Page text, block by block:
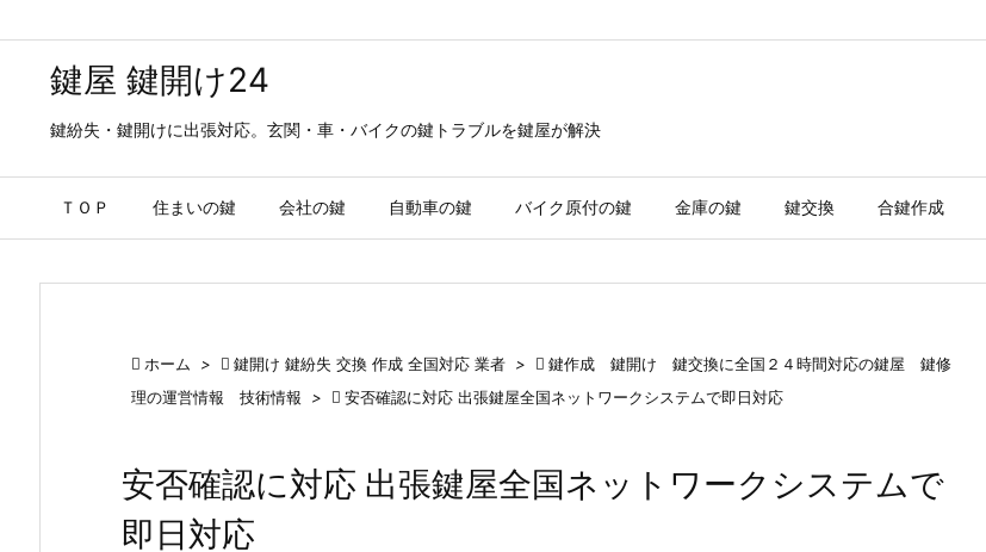
鍵屋 鍵開け24
鍵紛失・鍵開けに出張対応。玄関・車・バイクの鍵トラブルを鍵屋が解決
ＴＯＰ 住まいの鍵 会社の鍵 自動車の鍵 バイク原付の鍵 金庫の鍵 鍵交換 合鍵作成
 ホーム >  鍵開け 鍵紛失 交換 作成 全国対応 業者 >  鍵作成 鍵開け 鍵交換に全国２４時間対応の鍵屋 鍵修
理の運営情報 技術情報
>  安否確認に対応 出張鍵屋全国ネットワークシステムで即日対応
安否確認に対応 出張鍵屋全国ネットワークシステムで
即日対応